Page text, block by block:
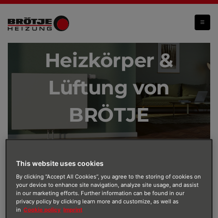
Heizkörper und Lüftung
Heizkörper &
Lüftung von
BRÖTJE
Wohlfühl-Atmosphäre dank
Heizkörper & Lüftungssystem
Mit modernen Flachheizkörpern von BRÖTJE erlebst
du in deinem Zuhause formschön verpackten
This website uses cookies
By clicking “Accept All Cookies”, you agree to the storing of cookies on
your device to enhance site navigation, analyze site usage, and assist
in our marketing efforts. Further information can be found in our
privacy policy by clicking learn more and customize, as well as
in Cookie policy Imprint